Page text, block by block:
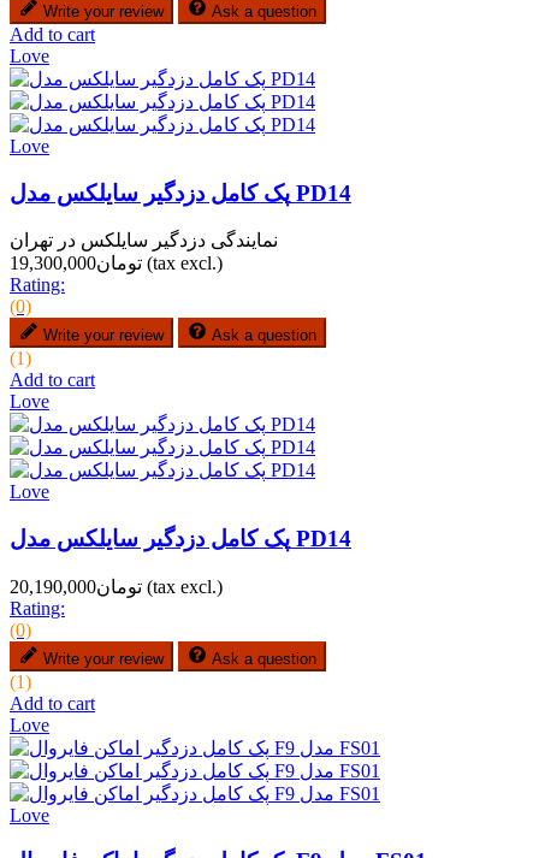
Write your review Ask a question
Add to cart
Love
Love
پک کامل دزدگیر سایلکس مدل PD14
نمایندگی دزدگیر سایلکس در تهران
تومان19,300,000 (tax excl.)
Rating:
(0)
Write your review Ask a question
(1)
Add to cart
Love
Love
پک کامل دزدگیر سایلکس مدل PD14
تومان20,190,000 (tax excl.)
Rating:
(0)
Write your review Ask a question
(1)
Add to cart
Love
Love